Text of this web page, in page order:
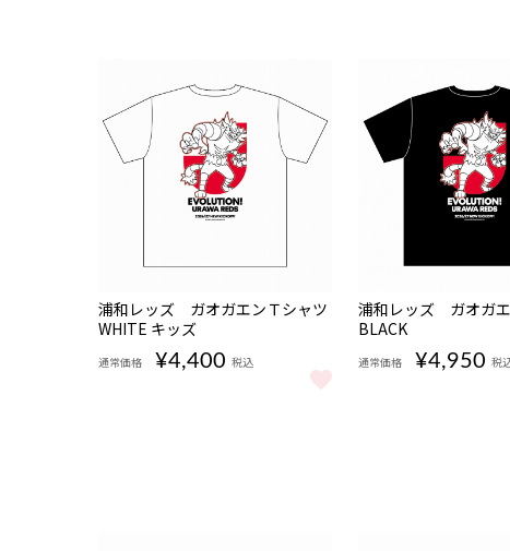
NEW
販売期
間
08/07
17:00〜
浦和レッズ ガオガエンＴシャツ
WHITE キッズ
通常価格 ¥4,400 税込
浦和レッズ ガオガエンＴシャツ WHITE キッズ をもっと見
NEW
販売期
間
08/07
17:00〜
浦和レッズ ガオガ
BLACK
通常価格 ¥4,950 税
浦和レッズ ガオガ